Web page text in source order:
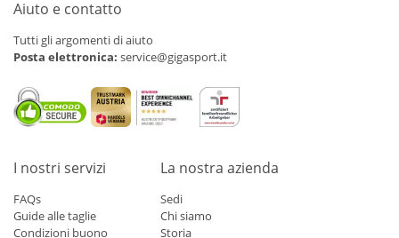
Aiuto e contatto
Tutti gli argomenti di aiuto
Posta elettronica: service@gigasport.it
I nostri servizi
FAQs
Guide alle taglie
Condizioni buono
La nostra azienda
Sedi
Chi siamo
Storia